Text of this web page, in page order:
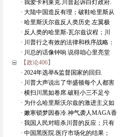
· 我爱卡利莱克.川普起诉白灯政府.
· 大陆中国造反有理；破鞋哈里斯从
· 哈里斯沃尔兹反人类历史.左翼极
· 反人类的哈里斯-瓦尔兹议程；川
· 川普行之有效的法律和秩序战略：
· 川总的话像钟响.说得咱心里亮堂
【政论406】
· 2024年选举&监督国家的回归.
· 川普大声说出了华盛顿每个人都害
· 横扫川黑如卷席.破鞋小三不足兮
· 为什么哈里斯沃尔兹的激进主义如
· 嫩寒锁梦因春冷.神气袭人MAGA香
· 我国人民对暗杀川普的反应；只有
· 中国黑医院.医疗市场化的结果；